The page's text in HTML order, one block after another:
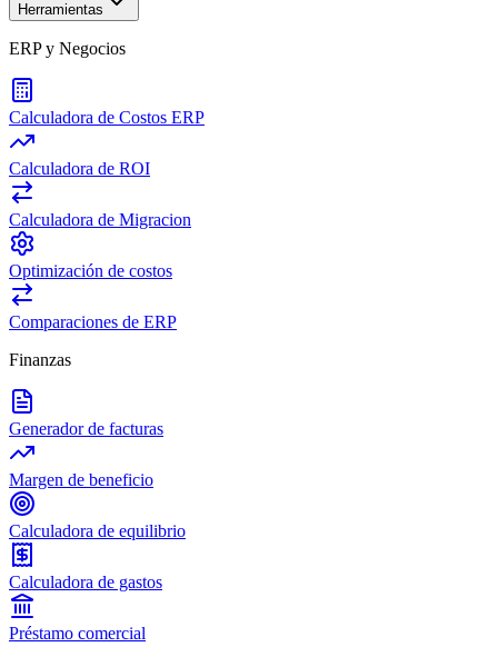
Herramientas
ERP y Negocios
Calculadora de Costos ERP
Calculadora de ROI
Calculadora de Migracion
Optimización de costos
Comparaciones de ERP
Finanzas
Generador de facturas
Margen de beneficio
Calculadora de equilibrio
Calculadora de gastos
Préstamo comercial